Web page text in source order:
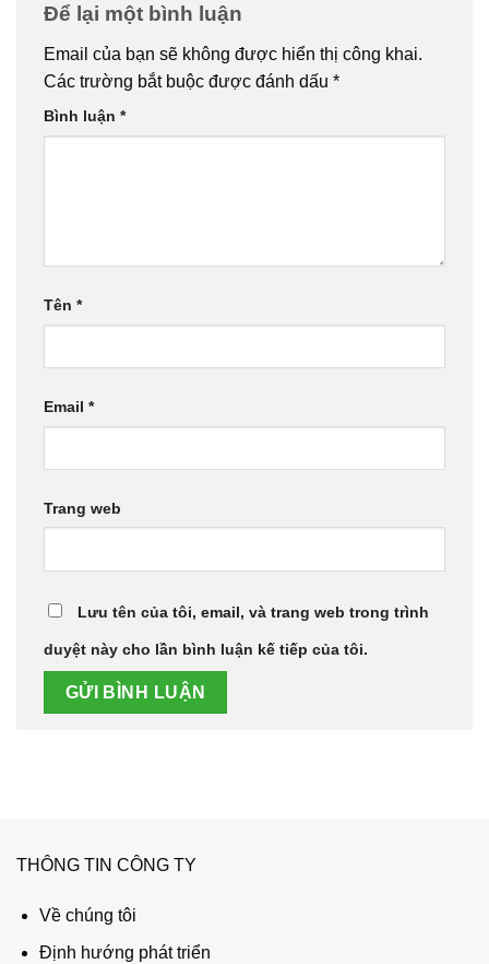
Để lại một bình luận
Email của bạn sẽ không được hiển thị công khai.
Các trường bắt buộc được đánh dấu *
Bình luận *
Tên *
Email *
Trang web
Lưu tên của tôi, email, và trang web trong trình
duyệt này cho lần bình luận kế tiếp của tôi.
THÔNG TIN CÔNG TY
Về chúng tôi
Định hướng phát triển